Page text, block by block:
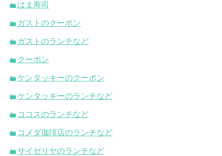
はま寿司
ガストのクーポン
ガストのランチなど
クーポン
ケンタッキーのクーポン
ケンタッキーのランチなど
ココスのランチなど
コメダ珈琲店のランチなど
サイゼリヤのランチなど